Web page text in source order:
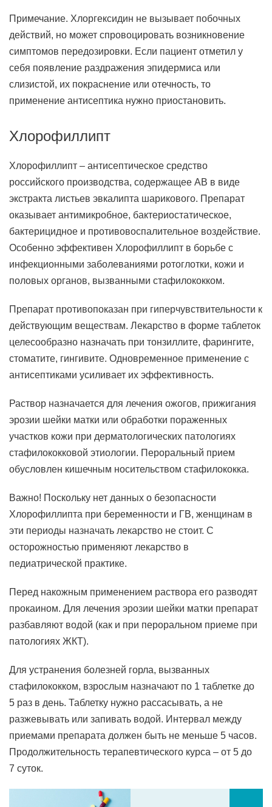
Примечание. Хлоргексидин не вызывает побочных
действий, но может спровоцировать возникновение
симптомов передозировки. Если пациент отметил у
себя появление раздражения эпидермиса или
слизистой, их покраснение или отечность, то
применение антисептика нужно приостановить.
Хлорофиллипт
Хлорофиллипт – антисептическое средство
российского производства, содержащее АВ в виде
экстракта листьев эвкалипта шарикового. Препарат
оказывает антимикробное, бактериостатическое,
бактерицидное и противовоспалительное воздействие.
Особенно эффективен Хлорофиллипт в борьбе с
инфекционными заболеваниями ротоглотки, кожи и
половых органов, вызванными стафилококком.
Препарат противопоказан при гиперчувствительности к
действующим веществам. Лекарство в форме таблеток
целесообразно назначать при тонзиллите, фарингите,
стоматите, гингивите. Одновременное применение с
антисептиками усиливает их эффективность.
Раствор назначается для лечения ожогов, прижигания
эрозии шейки матки или обработки пораженных
участков кожи при дерматологических патологиях
стафилококковой этиологии. Пероральный прием
обусловлен кишечным носительством стафилококка.
Важно! Поскольку нет данных о безопасности
Хлорофиллипта при беременности и ГВ, женщинам в
эти периоды назначать лекарство не стоит. С
осторожностью применяют лекарство в
педиатрической практике.
Перед накожным применением раствора его разводят
прокаином. Для лечения эрозии шейки матки препарат
разбавляют водой (как и при пероральном приеме при
патологиях ЖКТ).
Для устранения болезней горла, вызванных
стафилококком, взрослым назначают по 1 таблетке до
5 раз в день. Таблетку нужно рассасывать, а не
разжевывать или запивать водой. Интервал между
приемами препарата должен быть не меньше 5 часов.
Продолжительность терапевтического курса – от 5 до
7 суток.